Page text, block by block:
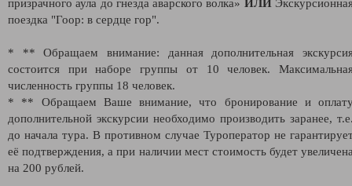
призрачного аула до гнезда аварского волка» ИЛИ
поездка "Гоор: в сердце гор".
* ** Обращаем внимание: данная дополнительная
состоится при наборе группы от 10 человек.
численность группы 18 человек.
* ** Обращаем Ваше внимание, что бронирование и
дополнительной экскурсии необходимо производить заранее,
до начала тура. В противном случае Туроператор не
её подтверждения, а при наличии мест стоимость будет
на 200 рублей.